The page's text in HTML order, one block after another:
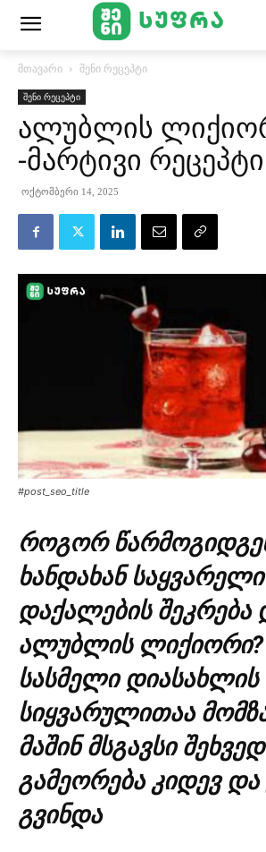
მთავარი შენი რეცეპტი
შენი რეცეპტი
ალუბლის
-მარტივი რეცეპტი
ოქტომბერი 14, 2025
#post_seo_title
როგორ
ხანდახან საყვარელი
დაქალების შეკრება
ალუბლის
სასმელი დიასახლის
სიყვარულითაა
მაშინ მსგავსი
გამეორება კიდევ და
გვინდა